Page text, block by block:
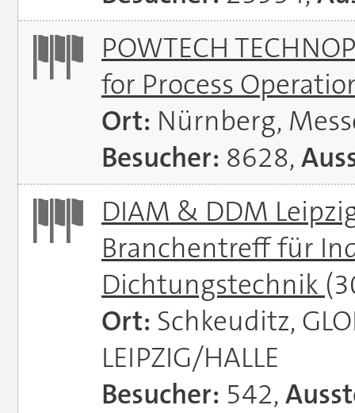
POWTECH
for Process
Ort: Nürnberg,
Besucher: 8628,
DIAM & DDM
Branchentreff für
Dichtungstechnik
Ort: Schkeuditz,
LEIPZIG/HALLE
Besucher: 542,